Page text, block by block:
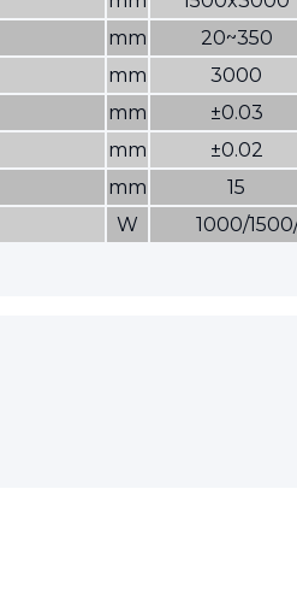
mm
20~350
mm
3000
mm
±0.03
mm
±0.02
mm
15
W 1000/